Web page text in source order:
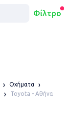
Φίλτρο
Οχήματα
Toyota - Αθήνα